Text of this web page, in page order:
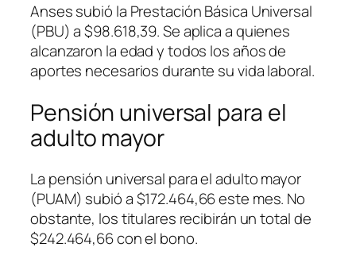
Anses subió la Prestación Básica Universal
(PBU) a $98.618,39. Se aplica a quienes
alcanzaron la edad y todos los años de
aportes necesarios durante su vida laboral.
Pensión universal para el
adulto mayor
La pensión universal para el adulto mayor
(PUAM) subió a $172.464,66 este mes. No
obstante, los titulares recibirán un total de
$242.464,66 con el bono.